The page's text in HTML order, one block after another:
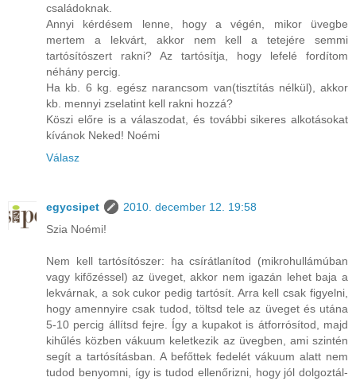
családoknak.
Annyi kérdésem lenne, hogy a végén, mikor üvegbe
mertem a lekvárt, akkor nem kell a tetejére semmi
tartósítószert rakni? Az tartósítja, hogy lefelé fordítom
néhány percig.
Ha kb. 6 kg. egész narancsom van(tisztítás nélkül), akkor
kb. mennyi zselatint kell rakni hozzá?
Köszi előre is a válaszodat, és további sikeres alkotásokat
kívánok Neked! Noémi
Válasz
egycsipet
2010. december 12. 19:58
Szia Noémi!
Nem kell tartósítószer: ha csírátlanítod (mikrohullámúban
vagy kifőzéssel) az üveget, akkor nem igazán lehet baja a
lekvárnak, a sok cukor pedig tartósít. Arra kell csak figyelni,
hogy amennyire csak tudod, töltsd tele az üveget és utána
5-10 percig állítsd fejre. Így a kupakot is átforrósítod, majd
kihűlés közben vákuum keletkezik az üvegben, ami szintén
segít a tartósításban. A befőttek fedelét vákuum alatt nem
tudod benyomni, így is tudod ellenőrizni, hogy jól dolgoztál-